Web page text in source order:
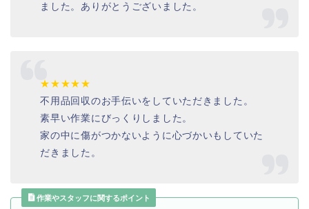
ました。ありがとうございました。
★★★★★
不用品回収のお手伝いをしていただきました。
素早い作業にびっくりしました。
家の中に傷がつかないように心づかいもしていた
だきました。
作業やスタッフに関するポイント